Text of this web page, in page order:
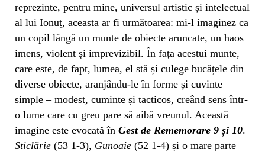
reprezinte, pentru mine, universul artistic și intelectual
al lui Ionuț, aceasta ar fi următoarea: mi-l imaginez ca
un copil lângă un munte de obiecte aruncate, un haos
imens, violent și imprevizibil. În fața acestui munte,
care este, de fapt, lumea, el stă și culege bucățele din
diverse obiecte, aranjându-le în forme și cuvinte
simple – modest, cuminte și tacticos, creând sens într-
o lume care cu greu pare să aibă vreunul. Această
imagine este evocată în Gest de Rememorare 9 și 10.
Sticlărie (53 1-3), Gunoaie (52 1-4) și o mare parte